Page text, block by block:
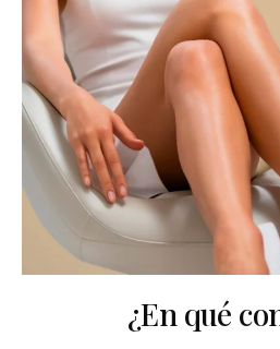
¿En qué